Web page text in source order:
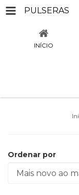
PULSERAS
INÍCIO
Ordenar por